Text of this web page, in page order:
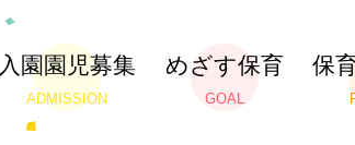
入園園児募集
ADMISSION
めざす保育
GOAL
保